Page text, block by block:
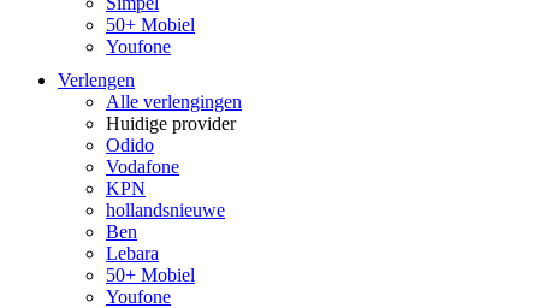
50+ Mobiel
Youfone
Verlengen
Alle verlengingen
Huidige provider
Odido
Vodafone
KPN
hollandsnieuwe
Ben
Lebara
50+ Mobiel
Youfone